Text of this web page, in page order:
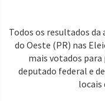
Todos os resultados
do Oeste (PR) nas
mais votados
deputado federal e
locais